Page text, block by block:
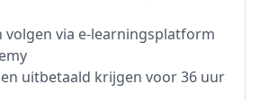
volgen via e-learningsplatform
uitbetaald krijgen voor 36 uur